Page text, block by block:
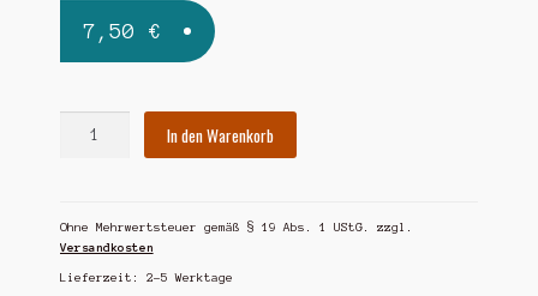
7,50 €
Menge
In den Warenkorb
Ohne Mehrwertsteuer gemäß § 19 Abs. 1 UStG.
zzgl.
Versandkosten
Lieferzeit: 2-5 Werktage